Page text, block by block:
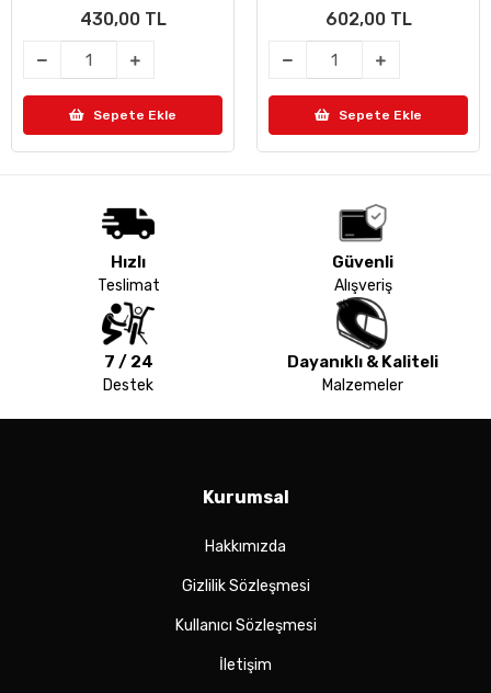
430,00 TL
Sepete Ekle
602,00 TL
Sepete Ekle
Hızlı
Teslimat
Güvenli
Alışveriş
7 / 24
Destek
Dayanıklı & Kaliteli
Malzemeler
Kurumsal
Hakkımızda
Gizlilik Sözleşmesi
Kullanıcı Sözleşmesi
İletişim